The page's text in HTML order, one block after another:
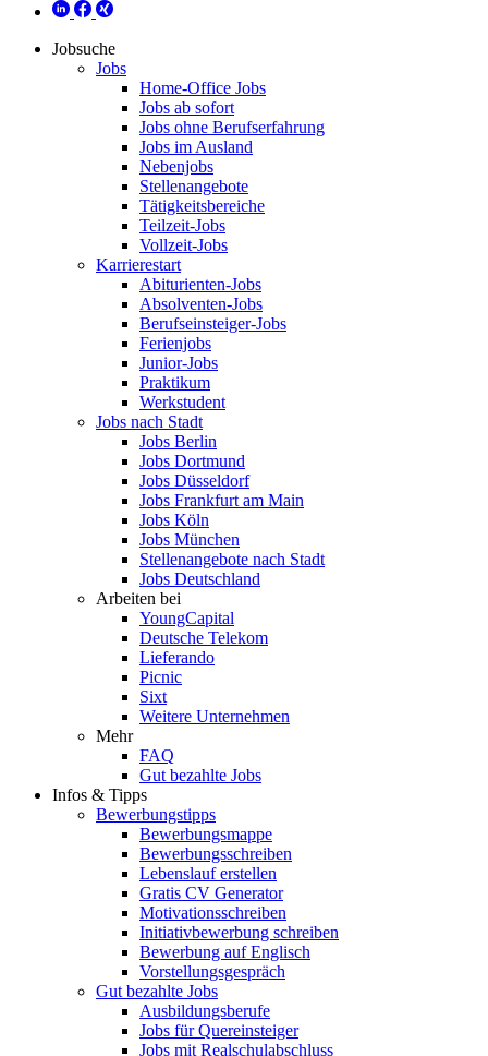
Jobsuche
Jobs
Home-Office Jobs
Jobs ab sofort
Jobs ohne Berufserfahrung
Jobs im Ausland
Nebenjobs
Stellenangebote
Tätigkeitsbereiche
Teilzeit-Jobs
Vollzeit-Jobs
Karrierestart
Abiturienten-Jobs
Absolventen-Jobs
Berufseinsteiger-Jobs
Ferienjobs
Junior-Jobs
Praktikum
Werkstudent
Jobs nach Stadt
Jobs Berlin
Jobs Dortmund
Jobs Düsseldorf
Jobs Frankfurt am Main
Jobs Köln
Jobs München
Stellenangebote nach Stadt
Jobs Deutschland
Arbeiten bei
YoungCapital
Deutsche Telekom
Lieferando
Picnic
Sixt
Weitere Unternehmen
Mehr
FAQ
Gut bezahlte Jobs
Infos & Tipps
Bewerbungstipps
Bewerbungsmappe
Bewerbungsschreiben
Lebenslauf erstellen
Gratis CV Generator
Motivationsschreiben
Initiativbewerbung schreiben
Bewerbung auf Englisch
Vorstellungsgespräch
Gut bezahlte Jobs
Ausbildungsberufe
Jobs für Quereinsteiger
Jobs mit Realschulabschluss